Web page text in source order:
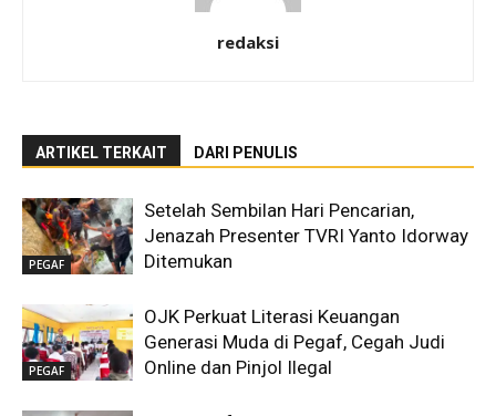
redaksi
ARTIKEL TERKAIT DARI PENULIS
PEGAF
Setelah Sembilan Hari Pencarian,
Jenazah Presenter TVRI Yanto Idorway
Ditemukan
PEGAF
OJK Perkuat Literasi Keuangan
Generasi Muda di Pegaf, Cegah Judi
Online dan Pinjol Ilegal